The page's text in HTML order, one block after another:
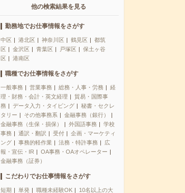
他の検索結果を見る
勤務地でお仕事情報をさがす
中区 港北区 神奈川区 鶴見区
都筑
区
金沢区 青葉区 戸塚区
保土ヶ谷
区
港南区
職種でお仕事情報をさがす
一般事務 営業事務 総務・人事・労務
経
理・財務・会計・英文経理
貿易・国際事
務
データ入力・タイピング
秘書・セクレ
タリー
その他事務系
金融事務（銀行）
金融事務（生保・損保）
外国語事務
学校
事務
通訳・翻訳 受付
企画・マーケティ
ング
事務的軽作業 法務・特許事務
広
報・宣伝・IR
OA事務・OAオペレーター
金融事務（証券）
こだわりでお仕事情報をさがす
短期 単発 職種未経験OK
10名以上の大